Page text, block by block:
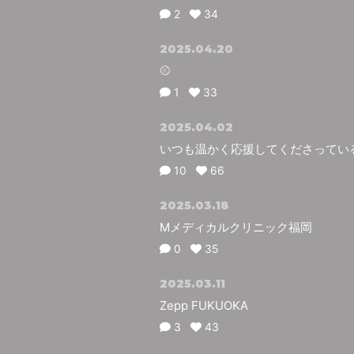
2 34
2025.04.20
⚾️
1 33
2025.04.02
いつも温かく応援してくださってい
10 66
2025.03.18
Mメディカルクリニック福岡
0 35
2025.03.11
Zepp FUKUOKA
3 43